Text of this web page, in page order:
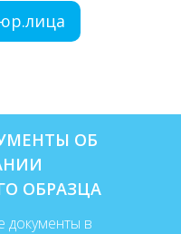
документы в
ОБ
ОБРАЗЦА